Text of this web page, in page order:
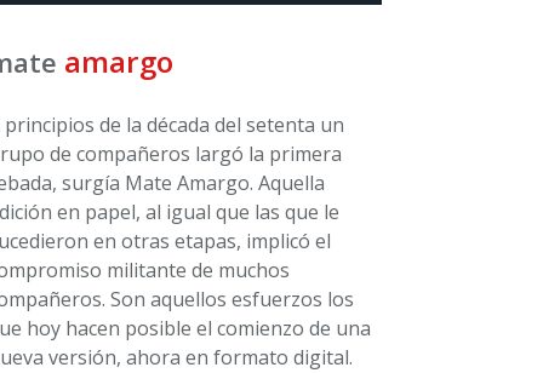
amargo
principios de la década del setenta un
de compañeros largó la primera
surgía Mate Amargo. Aquella
en papel, al igual que las que le
en otras etapas, implicó el
militante de muchos
Son aquellos esfuerzos los
hoy hacen posible el comienzo de una
versión, ahora en formato digital.